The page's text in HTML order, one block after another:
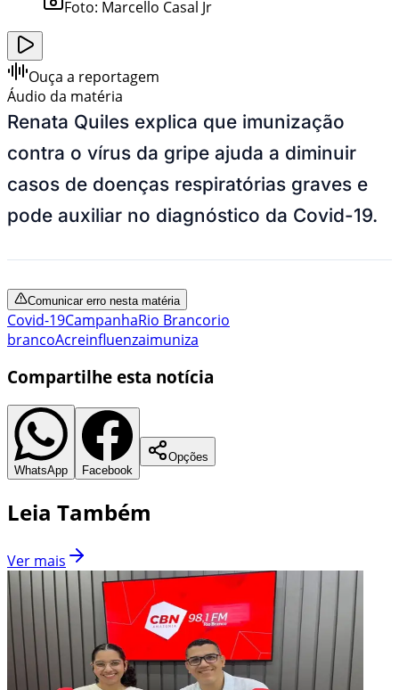
Foto: Marcello Casal Jr
Ouça a reportagem
Áudio da matéria
Renata Quiles explica que imunização
contra o vírus da gripe ajuda a diminuir
casos de doenças respiratórias graves e
pode auxiliar no diagnóstico da Covid-19.
Comunicar erro nesta matéria
Covid-19CampanhaRio Brancorio
brancoAcreinfluenzaimuniza
Compartilhe esta notícia
WhatsApp Facebook
Opções
Leia Também
Ver mais